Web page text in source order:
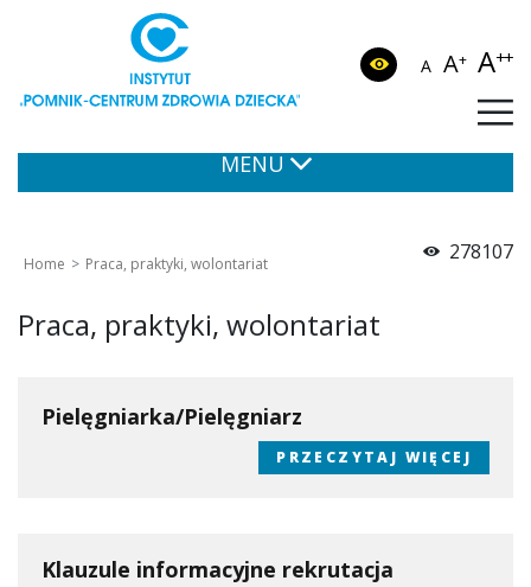
A A+ A++
MENU
Home Praca, praktyki, wolontariat 278107
Praca, praktyki, wolontariat
Pielęgniarka/Pielęgniarz
PRZECZYTAJ WIĘCEJ
Klauzule informacyjne rekrutacja